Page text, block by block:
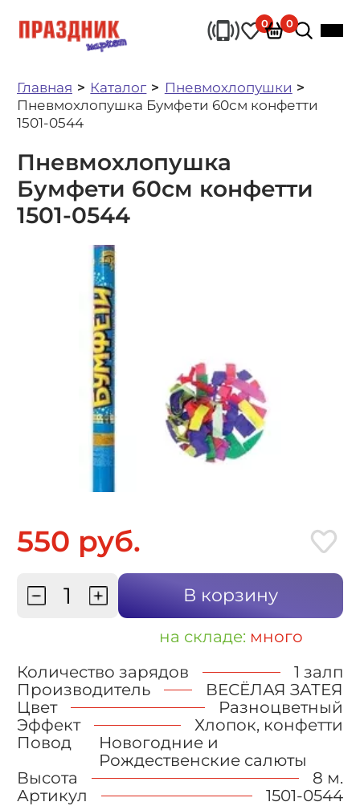
0 0
Главная Каталог
Пневмохлопушки
Пневмохлопушка Бумфети 60см конфетти
1501-0544
Пневмохлопушка
Бумфети 60см конфетти
1501-0544
550 руб.
В корзину
на складе: много
Количество зарядов
1 залп
Производитель
ВЕСЁЛАЯ ЗАТЕЯ
Цвет
Разноцветный
Эффект
Хлопок, конфетти
Повод
Новогодние и
Рождественские салюты
Высота
8 м.
Артикул
1501-0544